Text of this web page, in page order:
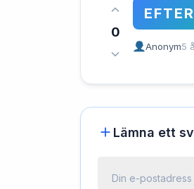
0
Anonym5
Lämna ett
Din e-